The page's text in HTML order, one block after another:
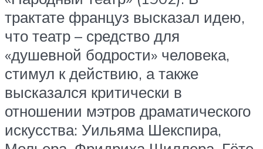
трактате француз высказал идею,
что театр – средство для
«душевной бодрости» человека,
стимул к действию, а также
высказался критически в
отношении мэтров драматического
искусства: Уильяма Шекспира,